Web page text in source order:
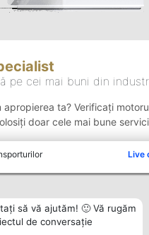
Live
să vă ajutăm! 🙂 Vă rugăm
de conversație
pe cei mai buni din
apropierea ta? Verificați
doar cele mai bune